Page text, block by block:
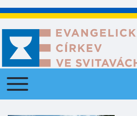
Main navigation
Toggle main menu